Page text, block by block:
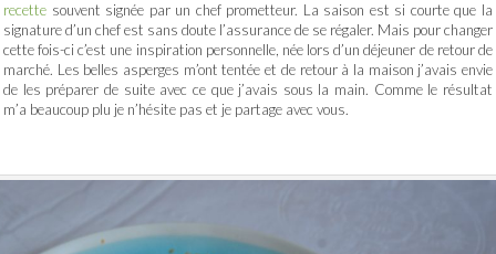
recette souvent signée par un chef prometteur. La saison est si courte que la
signature d’un chef est sans doute l’assurance de se régaler. Mais pour changer
cette fois-ci c’est une inspiration personnelle, née lors d’un déjeuner de retour de
marché. Les belles asperges m’ont tentée et de retour à la maison j’avais envie
de les préparer de suite avec ce que j’avais sous la main. Comme le résultat
m’a beaucoup plu je n’hésite pas et je partage avec vous.